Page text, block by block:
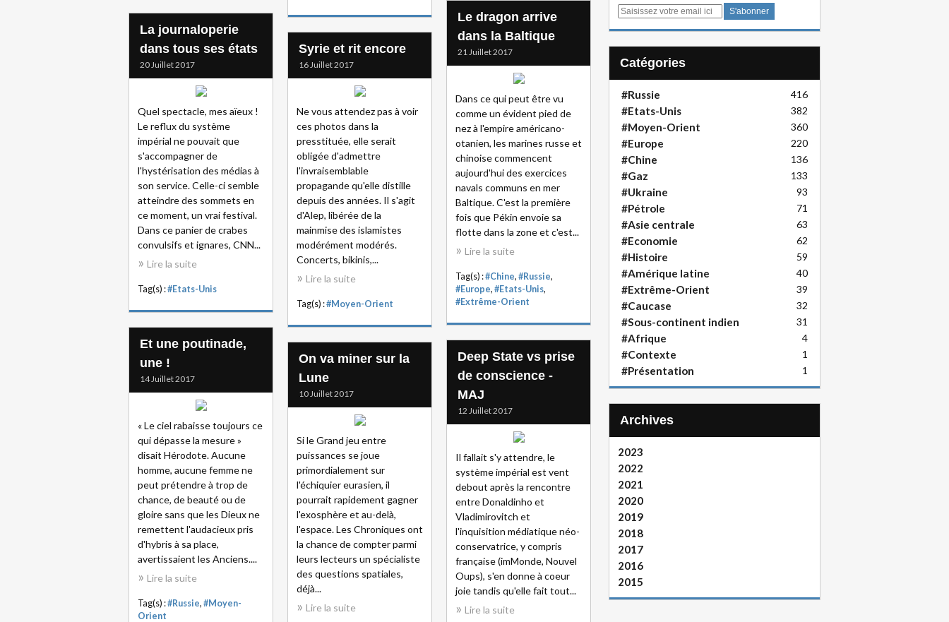
Le dragon arrive
dans la Baltique
21 Juillet 2017
Dans ce qui peut être vu
comme un évident pied de
nez à l'empire américano-
otanien, les marines russe et
chinoise commencent
aujourd'hui des exercices
navals communs en mer
Baltique. C'est la première
fois que Pékin envoie sa
flotte dans la zone et c'est...
Lire la suite
Tag(s) :#Chine, #Russie,
#Europe, #Etats-Unis,
#Extrême-Orient
La journaloperie
dans tous ses états
20 Juillet 2017
Quel spectacle, mes aïeux !
Le reflux du système
impérial ne pouvait que
s'accompagner de
l'hystérisation des médias à
son service. Celle-ci semble
atteindre des sommets en
ce moment, un vrai festival.
Dans ce panier de crabes
convulsifs et ignares, CNN...
Lire la suite
Tag(s) :#Etats-Unis
Syrie et rit encore
16 Juillet 2017
Ne vous attendez pas à voir
ces photos dans la
presstituée, elle serait
obligée d'admettre
l'invraisemblable
propagande qu'elle distille
depuis des années. Il s'agit
d'Alep, libérée de la
mainmise des islamistes
modérément modérés.
Concerts, bikinis,...
Lire la suite
Tag(s) :#Moyen-Orient
Et une poutinade,
une !
14 Juillet 2017
« Le ciel rabaisse toujours ce
qui dépasse la mesure »
disait Hérodote. Aucune
homme, aucune femme ne
peut prétendre à trop de
chance, de beauté ou de
gloire sans que les Dieux ne
remettent l'audacieux pris
d'hybris à sa place,
avertissaient les Anciens....
Lire la suite
Tag(s) :#Russie, #Moyen-
Orient
Deep State vs prise
de conscience -
MAJ
12 Juillet 2017
Il fallait s'y attendre, le
système impérial est vent
debout après la rencontre
entre Donaldinho et
Vladimirovitch et
l'inquisition médiatique néo-
conservatrice, y compris
française (imMonde, Nouvel
Oups), s'en donne à coeur
joie tandis qu'elle fait tout...
Lire la suite
On va miner sur la
Lune
10 Juillet 2017
Si le Grand jeu entre
puissances se joue
primordialement sur
l'échiquier eurasien, il
pourrait rapidement gagner
l'exosphère et au-delà,
l'espace. Les Chroniques ont
la chance de compter parmi
leurs lecteurs un spécialiste
des questions spatiales,
déjà...
Lire la suite
E
Catégories
#Russie 416
#Etats-Unis 382
#Moyen-Orient 360
#Europe 220
#Chine 136
#Gaz 133
#Ukraine 93
#Pétrole 71
#Asie centrale 63
#Economie 62
#Histoire 59
#Amérique latine 40
#Extrême-Orient 39
#Caucase 32
#Sous-continent indien 31
#Afrique 4
#Contexte 1
#Présentation 1
Archives
2023
2022
2021
2020
2019
2018
2017
2016
2015